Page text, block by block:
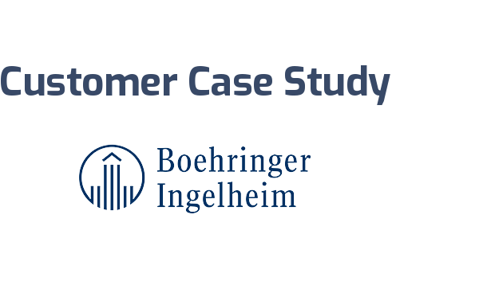
Customer Case Study